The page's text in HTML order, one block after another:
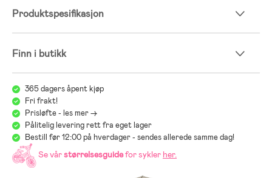
Produktspesifikasjon
Finn i butikk
365 dagers åpent kjøp
Fri frakt!
Prisløfte - les mer ->
Pålitelig levering rett fra eget lager
Bestill før 12:00 på hverdager - sendes allerede samme dag!
Se vårstørrelsesguidefor sykler her.